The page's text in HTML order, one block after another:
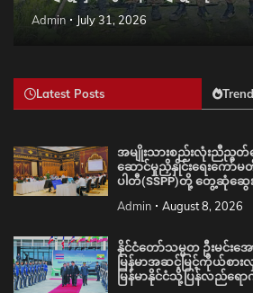
Admin July 31, 2026
Latest Posts
အမျိုးသားစည်းလုံးညီညွတ်ရေ
ဆောင်မှုညှိနှိုင်းရေးကော်မ
ပါတီ(SSPP)တို့ တွေ့ဆုံဆွေး
Admin August 8, 2026
နိုင်ငံတော်သမ္မတ ဦးမင်း
မြန်မာအဆင့်မြင့်ကိုယ်စာ
မြန်မာနိုင်ငံသို့ပြန်လည်ရေ